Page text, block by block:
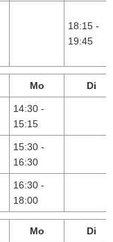
18:15 -
19:45
Mo Di
14:30 -
15:15
15:30 -
16:30
16:30 -
18:00
Mo Di